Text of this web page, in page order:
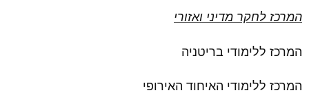
המרכז לחקר מדיני ואזורי
המרכז ללימודי בריטניה
המרכז ללימודי האיחוד האירופי